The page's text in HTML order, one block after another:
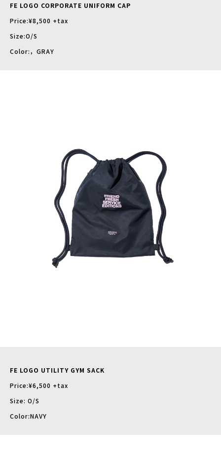
FE LOGO CORPORATE UNIFORM CAP
Price:¥8,500 +tax
Size:O/S
Color:，GRAY
FE LOGO UTILITY GYM SACK
Price:¥6,500 +tax
Size: O/S
Color:NAVY